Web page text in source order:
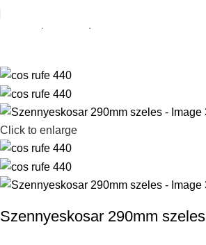
Click to enlarge
Szennyeskosar 290mm szeles